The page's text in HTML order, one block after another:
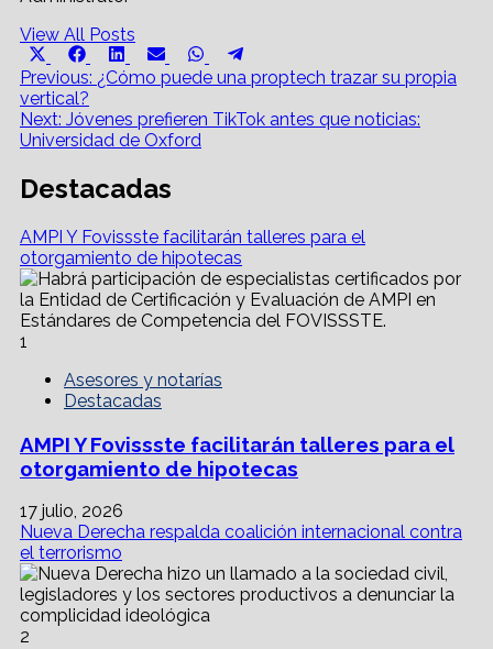
View All Posts
Share
on
(Twitter)
Share
on
Facebook
Share
on
LinkedIn
Share
on
Email
Share
on
WhatsApp
on
Post
navigation
Previous: ¿Cómo puede una proptech trazar su propia
vertical?
Next: Jóvenes prefieren TikTok antes que noticias:
Universidad de Oxford
Destacadas
AMPI Y Fovissste facilitarán talleres para el
otorgamiento de hipotecas
1
Asesores y notarías
Destacadas
AMPI Y Fovissste facilitarán talleres para el
otorgamiento de hipotecas
17 julio, 2026
Nueva Derecha respalda coalición internacional contra
el terrorismo
2